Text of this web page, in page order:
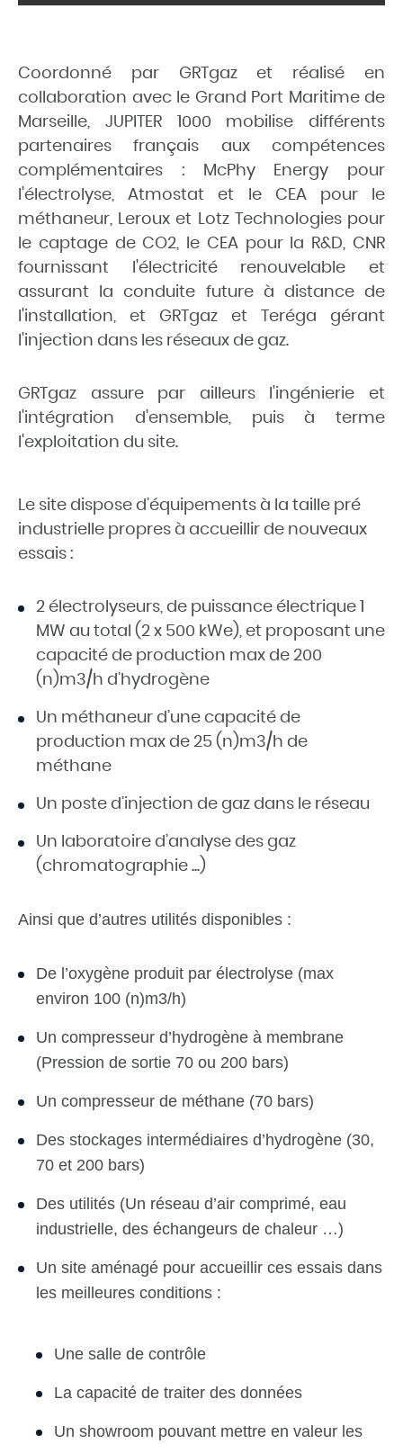
Coordonné par GRTgaz et réalisé en
collaboration avec le Grand Port Maritime de
Marseille, JUPITER 1000 mobilise différents
partenaires français aux compétences
complémentaires : McPhy Energy pour
l'électrolyse, Atmostat et le CEA pour le
méthaneur, Leroux et Lotz Technologies pour
le captage de CO2, le CEA pour la R&D, CNR
fournissant l'électricité renouvelable et
assurant la conduite future à distance de
l'installation, et GRTgaz et Teréga gérant
l'injection dans les réseaux de gaz.
GRTgaz assure par ailleurs l'ingénierie et
l'intégration d'ensemble, puis à terme
l'exploitation du site.
Le site dispose d’équipements à la taille pré
industrielle propres à accueillir de nouveaux
essais :
2 électrolyseurs, de puissance électrique 1
MW au total (2 x 500 kWe), et proposant une
capacité de production max de 200
(n)m3/h d’hydrogène
Un méthaneur d’une capacité de
production max de 25 (n)m3/h de
méthane
Un poste d’injection de gaz dans le réseau
Un laboratoire d’analyse des gaz
(chromatographie ...)
Ainsi que d’autres utilités disponibles :
De l’oxygène produit par électrolyse (max
environ 100 (n)m3/h)
Un compresseur d’hydrogène à membrane
(Pression de sortie 70 ou 200 bars)
Un compresseur de méthane (70 bars)
Des stockages intermédiaires d’hydrogène (30,
70 et 200 bars)
Des utilités (Un réseau d’air comprimé, eau
industrielle, des échangeurs de chaleur …)
Un site aménagé pour accueillir ces essais dans
les meilleures conditions :
Une salle de contrôle
La capacité de traiter des données
Un showroom pouvant mettre en valeur les